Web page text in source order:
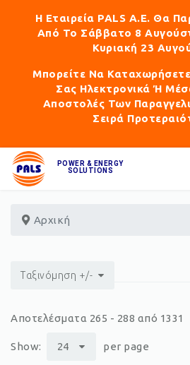
Η Εταιρεία PALS Α.Ε. Θα
Από Το Σάββατο 8
Κυριακή 23
Μπορείτε Να Καταχωρήσετε
Σας Ηλεκτρονικά Ή
Αποστολές Των
Σειρά
POWER & ENERGY
SOLUTIONS
Αρχική
Ταξινόμηση +/-
Αποτελέσματα 265 - 288 από 1331
Show: 24 per page